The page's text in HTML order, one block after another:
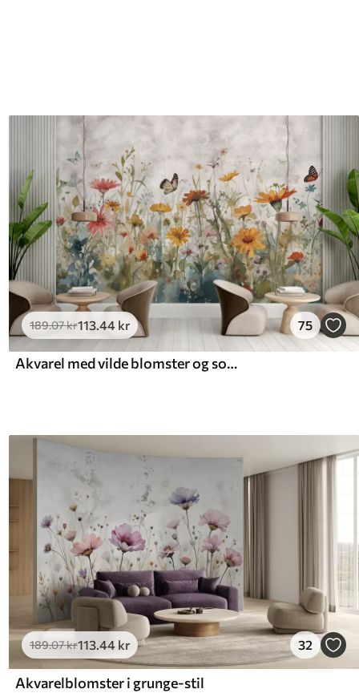
189.07kr113.44 kr 75
Akvarel med vilde blomster og sommerfugle
189.07kr113.44 kr 32
Akvarelblomster i grunge-stil